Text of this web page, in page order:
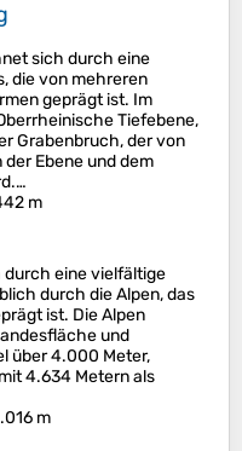
sich durch eine
die von mehreren
geprägt ist. Im
Tiefebene,
Grabenbruch, der von
Ebene und dem
m
eine vielfältige
durch die Alpen, das
ist. Die Alpen
und
über 4.000 Meter,
4.634 Metern als
m